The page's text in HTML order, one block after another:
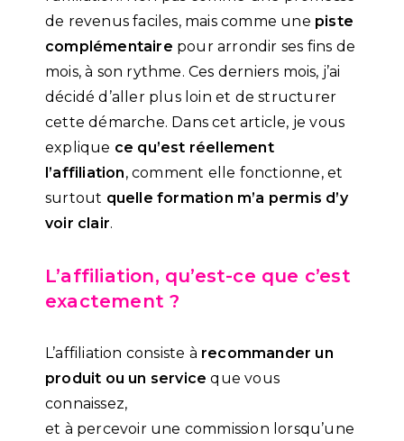
de revenus faciles, mais comme une piste
complémentaire pour arrondir ses fins de
mois, à son rythme. Ces derniers mois, j’ai
décidé d’aller plus loin et de structurer
cette démarche. Dans cet article, je vous
explique ce qu’est réellement
l’affiliation, comment elle fonctionne, et
surtout quelle formation m’a permis d’y
voir clair.
L’affiliation, qu’est-ce que c’est
exactement ?
L’affiliation consiste à recommander un
produit ou un service que vous
connaissez,
et à percevoir une commission lorsqu’une